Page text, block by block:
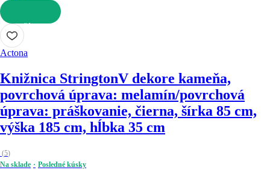
DO KOŠÍKA
Actona
Knižnica StringtonV dekore kameňa,
povrchová úprava: melamín/povrchová
úprava: práškovanie, čierna, šírka 85 cm,
výška 185 cm, hĺbka 35 cm
(5)
Na sklade
Posledné kúsky